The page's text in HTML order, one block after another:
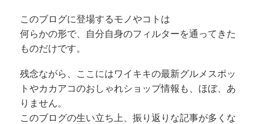
このブログに登場するモノやコトは
何らかの形で、自分自身のフィルターを通ってきた
ものだけです。
残念ながら、ここにはワイキキの最新グルメスポッ
トやカカアコのおしゃれショップ情報も、ほぼ、あ
りません。
このブログの生い立ち上、振り返りな記事が多くな